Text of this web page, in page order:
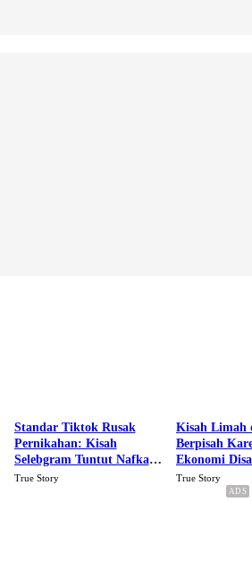
Standar Tiktok Rusak
Pernikahan: Kisah
Selebgram Tuntut Nafkah
Rp.15 Juta Perbulan
True Story
Kisah Limah
Berpisah
Ekonomi
Karena Cinta
True Story